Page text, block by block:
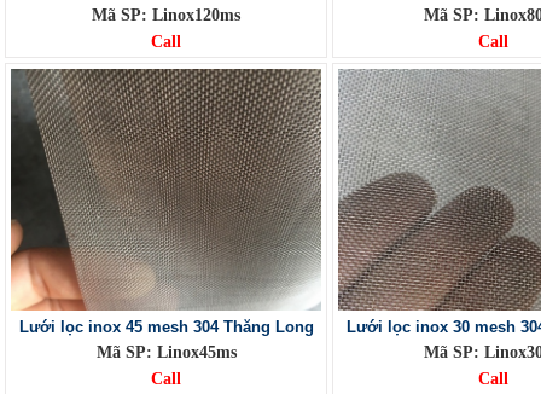
Mã SP: Linox120ms
Call
Mã SP:
Call
Lưới lọc inox 45 mesh 304 Thăng Long
Mã SP: Linox45ms
Call
Lưới lọc inox 30 mesh
Mã SP:
Call